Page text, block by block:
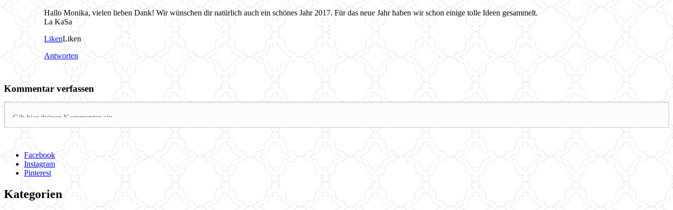
Hallo Monika, vielen lieben Dank! Wir wünschen dir natürlich auch ein schönes Jahr 2017. Für das neue Jahr haben wir schon einige tolle Ideen gesammelt.
La KaSa
LikenLiken
Antworten
Kommentar verfassen
Facebook
Instagram
Pinterest
Kategorien